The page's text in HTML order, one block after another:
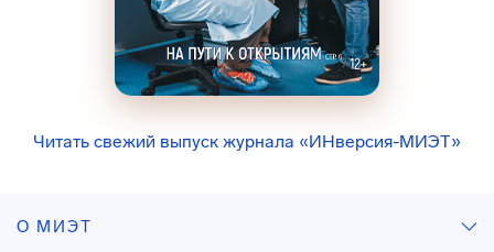
Читать свежий выпуск журнала «ИНверсия-МИЭТ»
О МИЭТ